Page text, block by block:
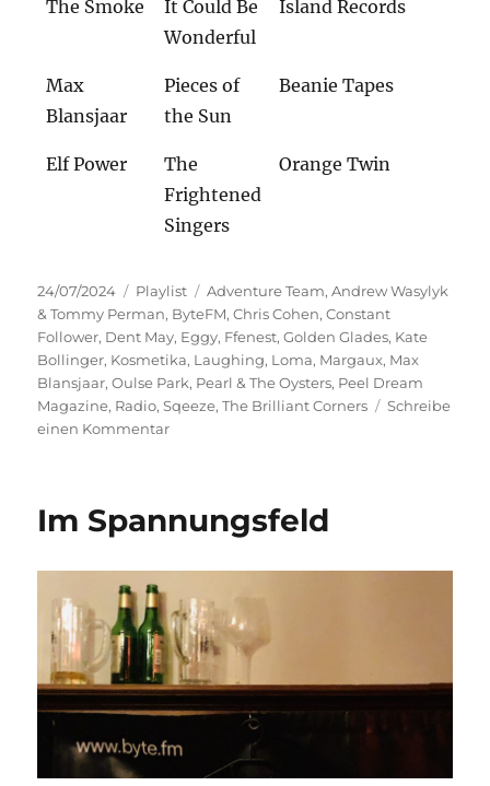
The Smoke
It Could Be
Wonderful
Island Records
Max
Blansjaar
Pieces of
the Sun
Beanie Tapes
Elf Power
The
Frightened
Singers
Orange Twin
Veröffentlicht
am
24/07/2024 Kategorien
Playlist Schlagwörter
Adventure Team,Andrew Wasylyk
& Tommy Perman, ByteFM,Chris Cohen,Constant
Follower, Dent May, Eggy, Ffenest,Golden Glades, Kate
Bollinger, Kosmetika, Laughing, Loma, Margaux, Max
Blansjaar,Oulse Park, Pearl & The Oysters, Peel Dream
Magazine, Radio,Sqeeze,The Brilliant Corners
Schreibe
einen Kommentarzu
Im Spannungsfeld